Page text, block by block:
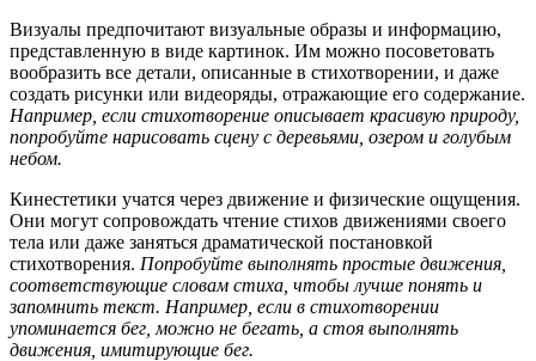
Визуалы предпочитают визуальные образы и информацию,
представленную в виде картинок. Им можно посоветовать
вообразить все детали, описанные в стихотворении, и даже
создать рисунки или видеоряды, отражающие его содержание.
Например, если стихотворение описывает красивую природу,
попробуйте нарисовать сцену с деревьями, озером и голубым
небом.
Кинестетики учатся через движение и физические ощущения.
Они могут сопровождать чтение стихов движениями своего
тела или даже заняться драматической постановкой
стихотворения. Попробуйте выполнять простые движения,
соответствующие словам стиха, чтобы лучше понять и
запомнить текст. Например, если в стихотворении
упоминается бег, можно не бегать, а стоя выполнять
движения, имитирующие бег.